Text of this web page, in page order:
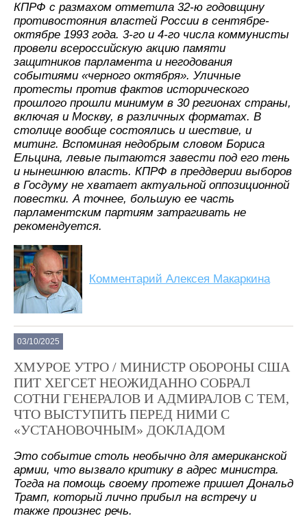
КПРФ с размахом отметила 32-ю годовщину
противостояния властей России в сентябре-
октябре 1993 года. 3-го и 4-го числа коммунисты
провели всероссийскую акцию памяти
защитников парламента и негодования
событиями «черного октября». Уличные
протесты против фактов исторического
прошлого прошли минимум в 30 регионах страны,
включая и Москву, в различных форматах. В
столице вообще состоялись и шествие, и
митинг. Вспоминая недобрым словом Бориса
Ельцина, левые пытаются завести под его тень
и нынешнюю власть. КПРФ в преддверии выборов
в Госдуму не хватает актуальной оппозиционной
повестки. А точнее, большую ее часть
парламентским партиям затрагивать не
рекомендуется.
Комментарий Алексея Макаркина
03/10/2025
ХМУРОЕ УТРО / МИНИСТР ОБОРОНЫ США
ПИТ ХЕГСЕТ НЕОЖИДАННО СОБРАЛ
СОТНИ ГЕНЕРАЛОВ И АДМИРАЛОВ С ТЕМ,
ЧТО ВЫСТУПИТЬ ПЕРЕД НИМИ С
«УСТАНОВОЧНЫМ» ДОКЛАДОМ
Это событие столь необычно для американской
армии, что вызвало критику в адрес министра.
Тогда на помощь своему протеже пришел Дональд
Трамп, который лично прибыл на встречу и
также произнес речь.